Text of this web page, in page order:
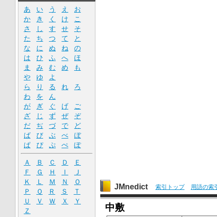
JMnedict 索引トップ 用語の索引
中敷
あ い う え
お
か
き く け
こ
さ
し す せ
そ
た
ち つ て
と
な
に ぬ ね
の
は
ひ ふ へ
ほ
ま
み む め
も
や
ゆ
よ
ら
り る れ
ろ
わ
を
ん
が
ぎ ぐ げ
ご
ざ
じ ず ぜ
ぞ
だ
ぢ づ で
ど
ば
び ぶ べ
ぼ
ぱ
ぴ ぷ ぺ ぽ
Ａ Ｂ Ｃ Ｄ
Ｅ
Ｆ
Ｇ Ｈ Ｉ
Ｊ
Ｋ
Ｌ Ｍ Ｎ
Ｏ
Ｐ
Ｑ Ｒ Ｓ
Ｔ
Ｕ
Ｖ Ｗ Ｘ
Ｙ
Ｚ